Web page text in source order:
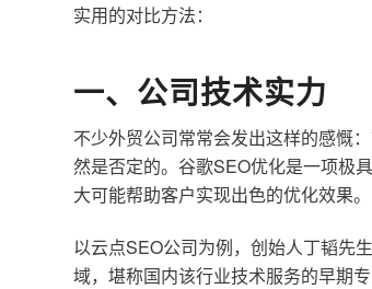
实用的对比方法：
一、公司技术实力
不少外贸公司常常会发出这样的感慨
然是否定的。谷歌SEO优化是一项极
大可能帮助客户实现出色的优化效果。
以云点SEO公司为例，创始人丁韬先
域，堪称国内该行业技术服务的早期